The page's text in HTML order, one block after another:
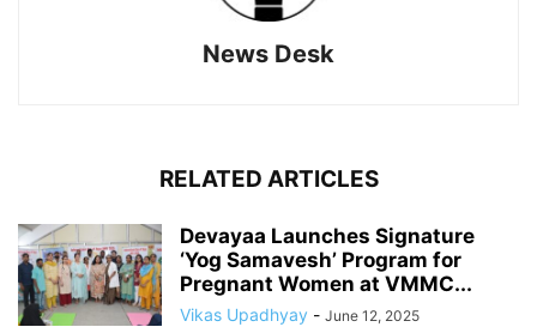
News Desk
RELATED ARTICLES
Devayaa Launches Signature
‘Yog Samavesh’ Program for
Pregnant Women at VMMC...
Vikas Upadhyay - June 12, 2025